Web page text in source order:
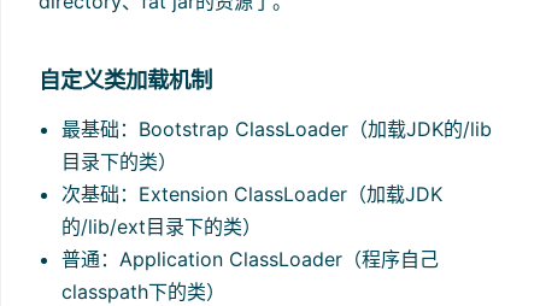
自定义类加载机制
最基础：Bootstrap ClassLoader（加载JDK的/lib
目录下的类）
次基础：Extension ClassLoader（加载JDK
的/lib/ext目录下的类）
普通：Application ClassLoader（程序自己
classpath下的类）